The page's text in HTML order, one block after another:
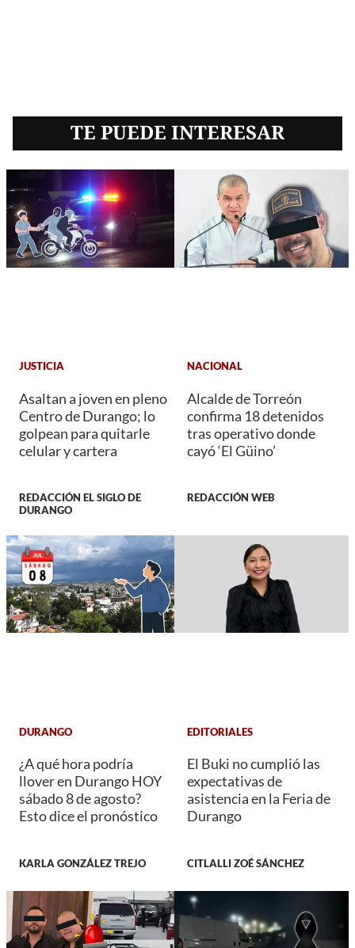
TE PUEDE INTERESAR
JUSTICIA
Asaltan a joven en pleno
Centro de Durango; lo
golpean para quitarle
celular y cartera
REDACCIÓN EL SIGLO DE
DURANGO
NACIONAL
Alcalde de Torreón
confirma 18 detenidos
tras operativo donde
cayó ‘El Güino’
REDACCIÓN WEB
DURANGO
¿A qué hora podría
llover en Durango HOY
sábado 8 de agosto?
Esto dice el pronóstico
KARLA GONZÁLEZ TREJO
EDITORIALES
El Buki no cumplió las
expectativas de
asistencia en la Feria de
Durango
CITLALLI ZOÉ SÁNCHEZ